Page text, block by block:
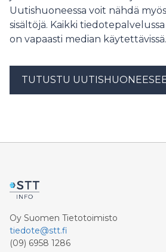
Uutishuoneessa voit nähdä
sisältöjä. Kaikki
on vapaasti median käytettävissä.
TUTUSTU
Oy Suomen Tietotoimisto
tiedote@stt.fi
(09) 6958 1286